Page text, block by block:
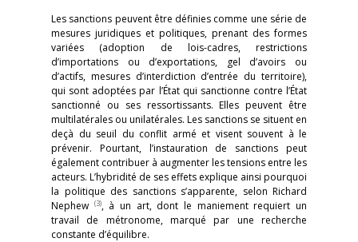
Les sanctions peuvent être définies comme une série de
mesures juridiques et politiques, prenant des formes
variées (adoption de lois-cadres, restrictions
d’importations ou d’exportations, gel d’avoirs ou
d’actifs, mesures d’interdiction d’entrée du territoire),
qui sont adoptées par l’État qui sanctionne contre l’État
sanctionné ou ses ressortissants. Elles peuvent être
multilatérales ou unilatérales. Les sanctions se situent en
deçà du seuil du conflit armé et visent souvent à le
prévenir. Pourtant, l’instauration de sanctions peut
également contribuer à augmenter les tensions entre les
acteurs. L’hybridité de ses effets explique ainsi pourquoi
la politique des sanctions s’apparente, selon Richard
Nephew (3), à un art, dont le maniement requiert un
travail de métronome, marqué par une recherche
constante d’équilibre.